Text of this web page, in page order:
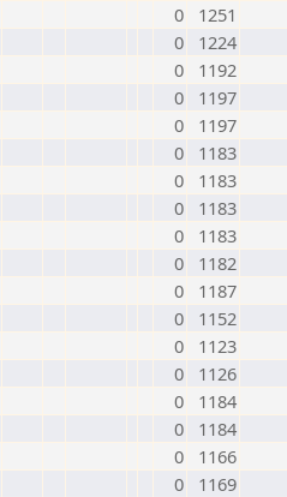
0
1251
0
1224
0
1192
0
1197
0
1197
0
1183
0
1183
0
1183
0
1183
0
1182
0
1187
0
1152
0
1123
0
1126
0
1184
0
1184
0
1166
0
1169